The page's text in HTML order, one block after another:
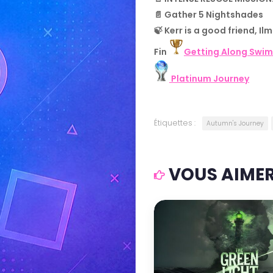
📄 Gather 5 Nightshades
🍃 Kerr is a good friend,
Fin
Getting Along
Platinum Journey
Étiquettes : Autumn's Journey
VOUS